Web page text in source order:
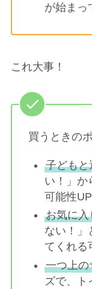
が始まっ
これ大事！
買うときの
子どもと
い！」か
可能性UP
お気に入
ない！」
てくれる
一つ上の
ズで、ト